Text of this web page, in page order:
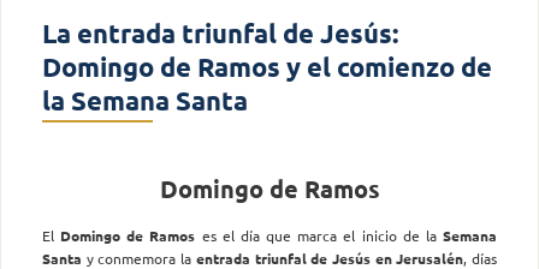
La entrada triunfal de Jesús:
Domingo de Ramos y el comienzo de
la Semana Santa
Domingo de Ramos
El Domingo de Ramos es el día que marca el inicio de laSemana
Santa y conmemora la entrada triunfal de Jesús en Jerusalén, días